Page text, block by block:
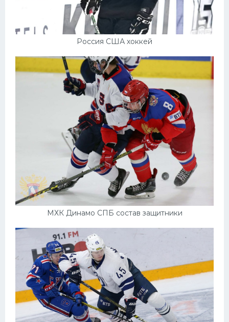
Россия США хоккей
МХК Динамо СПБ состав защитники